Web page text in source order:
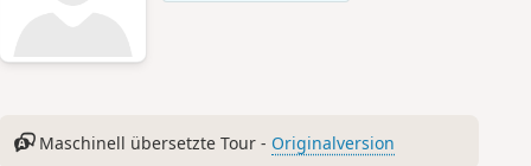
Maschinell übersetzte Tour - Originalversion